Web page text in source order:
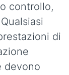
controllo,
di
devono